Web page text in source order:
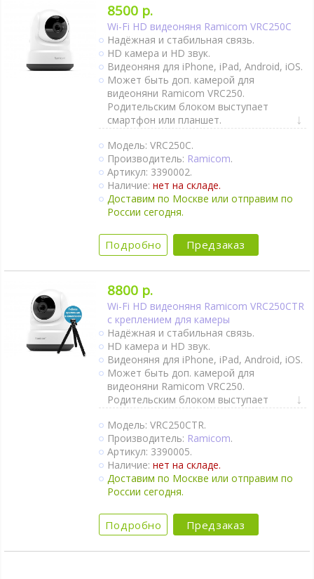
Колыбельные мелодии.
Таймер кормления.
Поворот камеры удалённо.
Камера может работать от Power Bank.
Крепление на стене.
Ночное видение.
Интернет-доступ через Wi-Fi.
1 камера в комплекте.
8500 р.
Wi-Fi HD видеоняня Ramicom VRC250C
Надёжная и стабильная связь.
HD камера и HD звук.
Видеоняня для iPhone, iPad, Android, iOS.
Может быть доп. камерой для
видеоняни Ramicom VRC250.
Родительским блоком выступает
смартфон или планшет.
Можно купить крепление для кроватки и
коляски.
Двухсторонняя связь.
Активация при плаче (VOX).
Непрерывный мониторинг.
Термометр.
Ночник.
Поворот камеры удалённо.
Может работать от пауэр банка.
Интернет-доступ через Wi-Fi.
1 камера в комплекте.
Модель: VRC250C.
Производитель: Ramicom.
Артикул: 3390002.
Наличие:нет на складе.
Доставим по Москве или отправим по
России сегодня.
Подробно Предзаказ
8800 р.
Wi-Fi HD видеоняня Ramicom VRC250CTR
с креплением для камеры
Надёжная и стабильная связь.
HD камера и HD звук.
Видеоняня для iPhone, iPad, Android, iOS.
Может быть доп. камерой для
видеоняни Ramicom VRC250.
Родительским блоком выступает
Wi-Fi.
Крепление к коляске и кроватке в
комплекте.
Двухсторонняя связь.
Активация при плаче (VOX).
Непрерывный мониторинг.
Ночник.
Колыбельные мелодии.
Модель: VRC250CTR.
Производитель: Ramicom.
Артикул: 3390005.
Наличие:нет на складе.
Доставим по Москве или отправим по
России сегодня.
Подробно Предзаказ